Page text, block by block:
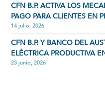
CFN B.P. ACTIVA LOS
PAGO PARA CLIENTES EN
14 julio, 2026
CFN B.P. Y BANCO DEL
ELÉCTRICA PRODUCTIVA
23 junio, 2026